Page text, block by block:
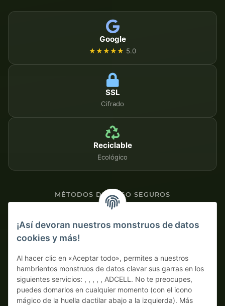
Google
★★★★★ 5.0
SSL
Cifrado
Reciclable
Ecológico
MÉTODOS DE PAGO SEGUROS
Pago por adelantado con descuento
¡Así devoran nuestros monstruos de datos
cookies y más!
Al hacer clic en «Aceptar todo», permites a nuestros
hambrientos monstruos de datos clavar sus garras en los
siguientes servicios: , , , , , ADCELL. No te preocupes,
puedes domarlos en cualquier momento (con el icono
mágico de la huella dactilar abajo a la izquierda). Más